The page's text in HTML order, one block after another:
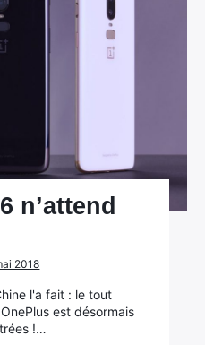
n’attend
2018
l'a fait : le tout
est désormais
!…